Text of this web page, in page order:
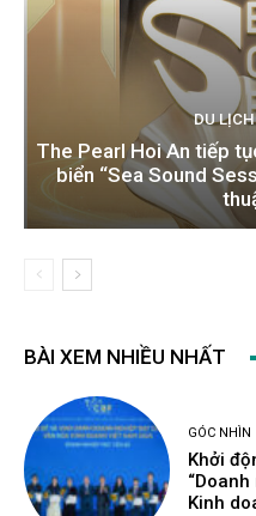
DU
The Pearl Hoi An tiếp
biển “Sea Sound
BÀI XEM NHIỀU NHẤT
GÓC NHÌN
Khởi
Kinh